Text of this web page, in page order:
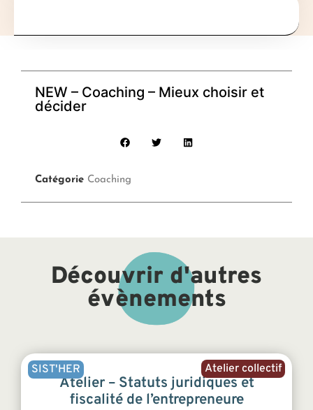
NEW – Coaching – Mieux choisir et
décider
Catégorie Coaching
Découvrir d'autres
évènements
Atelier collectif
SIST'HER
Atelier – Statuts juridiques et
fiscalité de l’entrepreneur·e